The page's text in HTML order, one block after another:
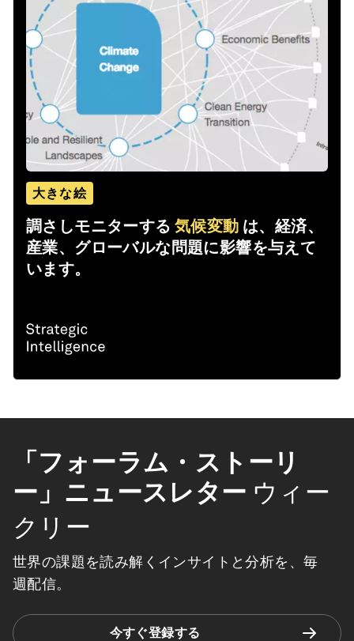
大きな絵
調さしモニターする 気候変動 は、経済、
産業、グローバルな問題に影響を与えて
います。
「フォーラム・ストーリ
ー」ニュースレター ウィー
クリー
世界の課題を読み解くインサイトと分析を、毎
週配信。
今すぐ登録する